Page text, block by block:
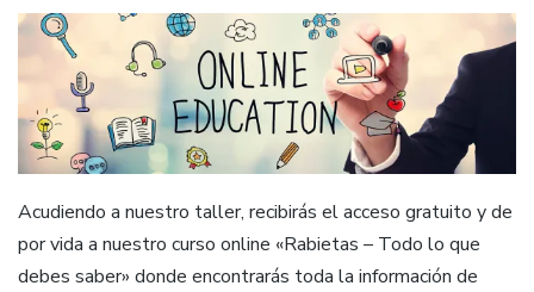
Acudiendo a nuestro taller, recibirás el acceso gratuito y de
por vida a nuestro curso online «Rabietas – Todo lo que
debes saber» donde encontrarás toda la información de